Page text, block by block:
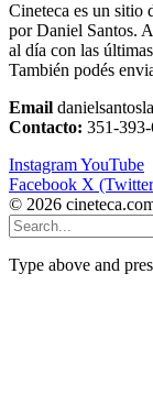
Cineteca es un sitio
por Daniel Santos.
al día con las
También podés
Email
Contacto: 351-
InstagramYouTube
Facebook X
© 2026
Type above and